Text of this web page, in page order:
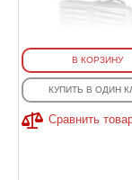
В КОРЗИНУ
КУПИТЬ В ОДИН
Сравнить